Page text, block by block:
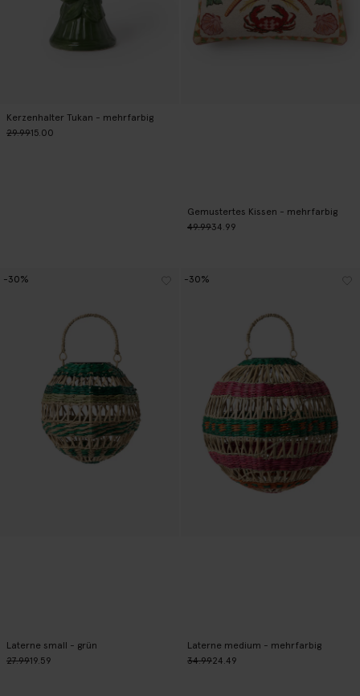
Kerzenhalter Tukan - mehrfarbig
29.9915.00
Gemustertes Kissen - mehrfarbig
49.9934.99
Laterne small - grün
27.9919.59
-30%
Laterne medium - mehrfarbig
34.9924.49
-30%